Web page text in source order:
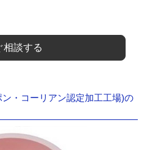
相談する
・コーリアン認定加工工場)の